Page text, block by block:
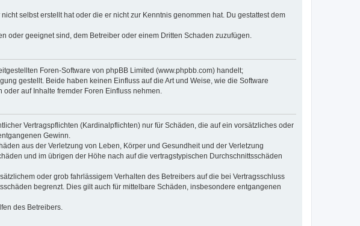
selbst erstellt hat oder die er nicht zur Kenntnis genommen hat. Du gestattest dem
oder geeignet sind, dem Betreiber oder einem Dritten Schaden zuzufügen.
Foren-Software von phpBB Limited (www.phpbb.com) handelt;
gestellt. Beide haben keinen Einfluss auf die Art und Weise, wie die Software
auf Inhalte fremder Foren Einfluss nehmen.
Vertragspflichten (Kardinalpflichten) nur für Schäden, die auf ein vorsätzliches oder
Gewinn.
aus der Verletzung von Leben, Körper und Gesundheit und der Verletzung
und im übrigen der Höhe nach auf die vertragstypischen Durchschnittsschäden
oder grob fahrlässigem Verhalten des Betreibers auf die bei Vertragsschluss
begrenzt. Dies gilt auch für mittelbare Schäden, insbesondere entgangenen
des Betreibers.